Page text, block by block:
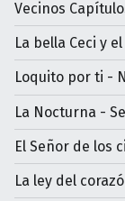
Vecinos
La bella Ceci y
Loquito por ti -
La Nocturna -
El Señor de los
La ley del